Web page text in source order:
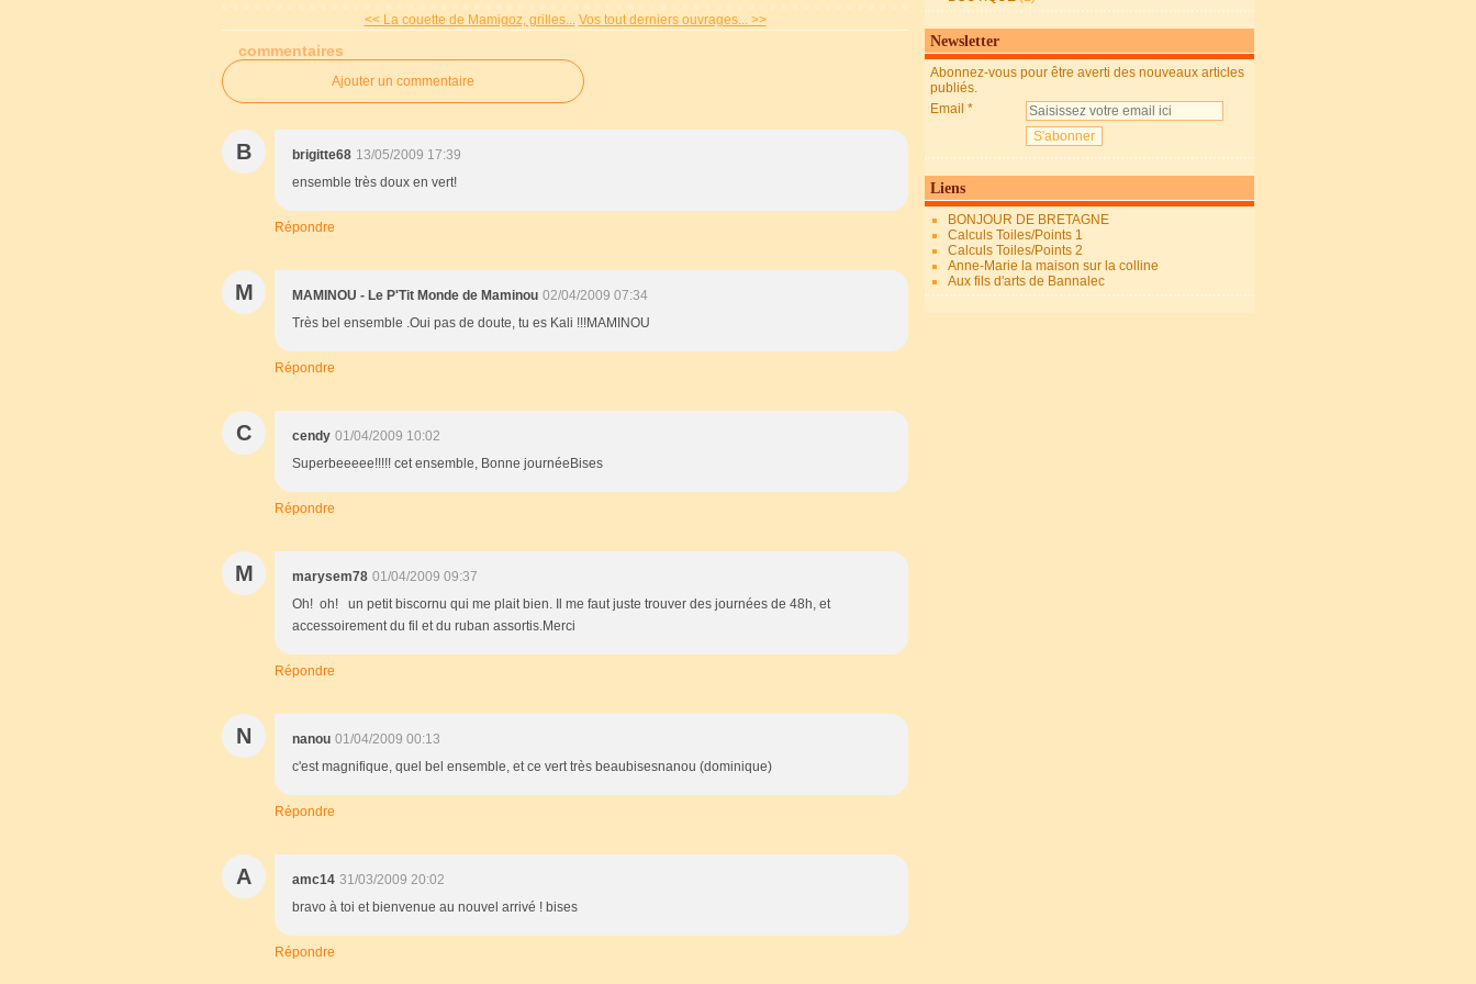
<< La couette de Mamigoz, grilles... Vos tout derniers ouvrages... >>
commentaires
Ajouter un commentaire
B brigitte68 13/05/2009 17:39
ensemble très doux en vert!
Répondre
M MAMINOU - Le P'Tit Monde de Maminou 02/04/2009 07:34
Très bel ensemble .Oui pas de doute, tu es Kali !!!MAMINOU
Répondre
C cendy 01/04/2009 10:02
Superbeeeee!!!!! cet ensemble, Bonne journéeBises
Répondre
M marysem78 01/04/2009 09:37
Oh! oh! un petit biscornu qui me plait bien. Il me faut juste trouver des journées de 48h, et
accessoirement du fil et du ruban assortis.Merci
Répondre
N nanou 01/04/2009 00:13
c'est magnifique, quel bel ensemble, et ce vert très beaubisesnanou (dominique)
Répondre
A amc14 31/03/2009 20:02
bravo à toi et bienvenue au nouvel arrivé ! bises
Répondre
Newsletter
Abonnez-vous pour être averti des nouveaux articles
publiés.
Email
Liens
BONJOUR DE BRETAGNE
Calculs Toiles/Points 1
Calculs Toiles/Points 2
Anne-Marie la maison sur la colline
Aux fils d'arts de Bannalec